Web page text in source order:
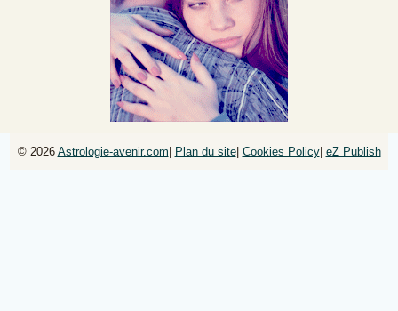
© 2026 Astrologie-avenir.com| Plan du site| Cookies Policy| eZ Publish